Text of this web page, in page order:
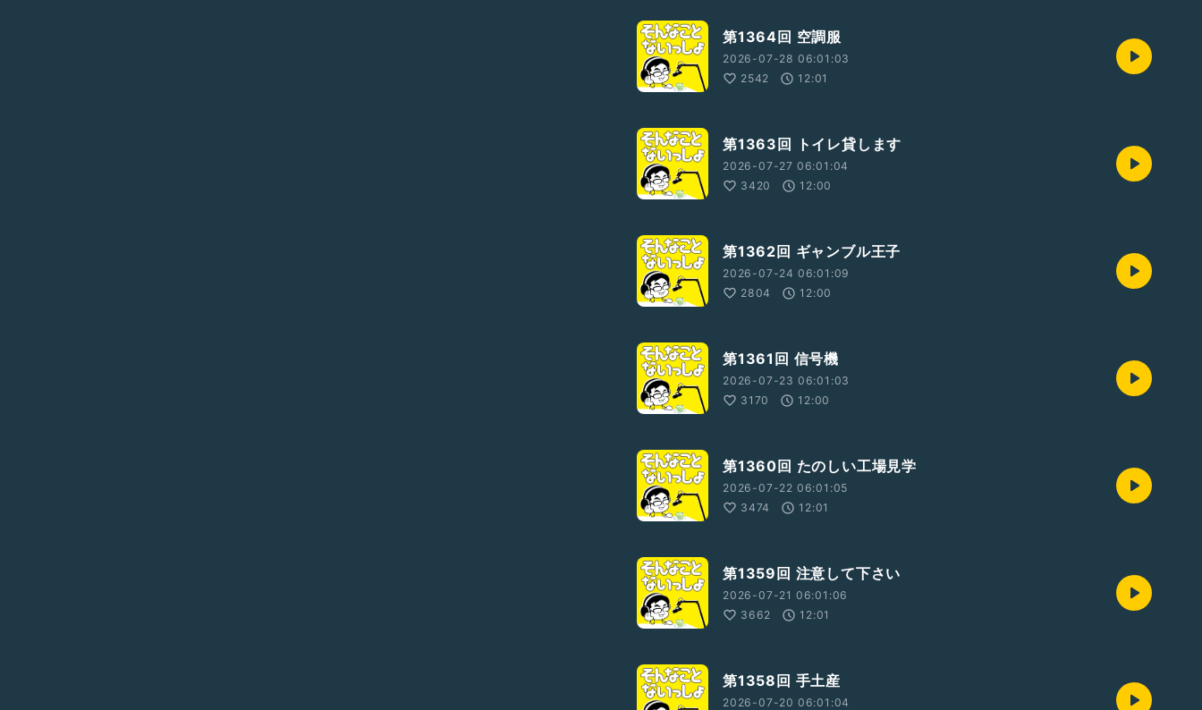
第1364回 空調服
2026-07-28 06:01:03
2542
12:01
第1363回 トイレ貸します
2026-07-27 06:01:04
3420
12:00
第1362回 ギャンブル王子
2026-07-24 06:01:09
2804
12:00
第1361回 信号機
2026-07-23 06:01:03
3170
12:00
第1360回 たのしい工場見学
2026-07-22 06:01:05
3474
12:01
第1359回 注意して下さい
2026-07-21 06:01:06
3662
12:01
第1358回 手土産
2026-07-20 06:01:04